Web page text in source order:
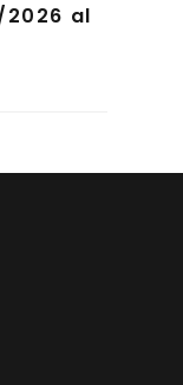
al